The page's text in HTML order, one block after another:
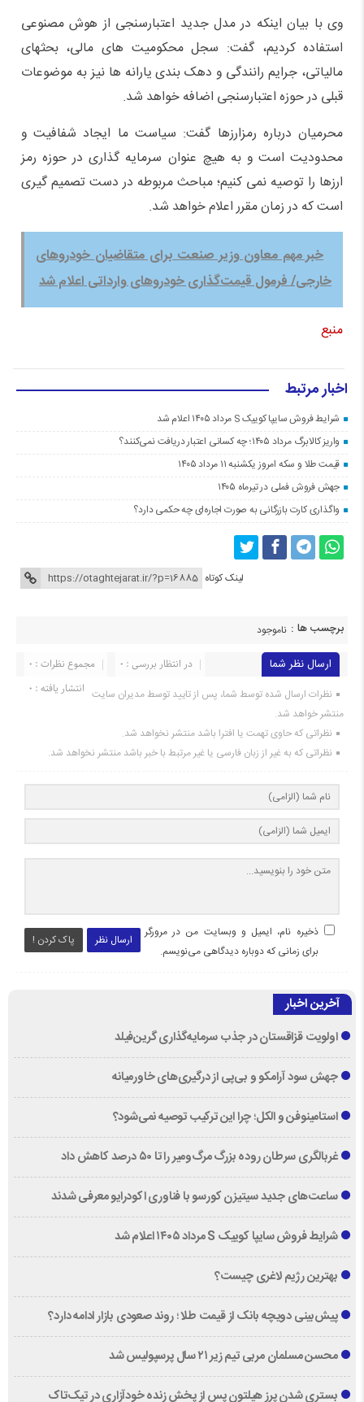
وی با بیان اینکه در مدل جدید اعتبارسنجی از هوش مصنوعی
استفاده کردیم، گفت: سجل محکومیت های مالی، بحثهای
مالیاتی، جرایم رانندگی و دهک بندی یارانه ها نیز به موضوعات
قبلی در حوزه اعتبارسنجی اضافه خواهد شد.
محرمیان درباره رمزارزها گفت: سیاست ما ایجاد شفافیت و
محدودیت است و به هیچ عنوان سرمایه گذاری در حوزه رمز
ارزها را توصیه نمی کنیم؛ مباحث مربوطه در دست تصمیم گیری
است که در زمان مقرر اعلام خواهد شد.
خبر مهم معاون وزیر صنعت برای متقاضیان خودروهای
خارجی/ فرمول قیمت‌گذاری خودروهای وارداتی اعلام شد
منبع
اخبار مرتبط
شرایط فروش سایپا کوییک S مرداد ۱۴۰۵ اعلام شد
واریز کالابرگ مرداد ۱۴۰۵؛ چه کسانی اعتبار دریافت نمی‌کنند؟
قیمت طلا و سکه امروز یکشنبه ۱۱ مرداد ۱۴۰۵
جهش فروش فملی در تیرماه ۱۴۰۵
واگذاری کارت بازرگانی به صورت اجاره‌ای چه حکمی دارد؟
لینک کوتاه
برچسب ها : ناموجود
ارسال نظر شما مجموع نظرات : 0
در انتظار بررسی : 0
انتشار یافته : 0 نظرات ارسال شده توسط شما، پس از تایید توسط مدیران سایت
منتشر خواهد شد.
نظراتی که حاوی تهمت یا افترا باشد منتشر نخواهد شد.
نظراتی که به غیر از زبان فارسی یا غیر مرتبط با خبر باشد منتشر نخواهد شد.
ارسال نظر پاک کردن !
ذخیره نام، ایمیل و وبسایت من در مرورگر
برای زمانی که دوباره دیدگاهی می‌نویسم.
آخرین اخبار
اولویت قزاقستان در جذب سرمایه‌گذاری گرین‌فیلد
جهش سود آرامکو و بی‌پی از درگیری‌های خاورمیانه
استامینوفن و الکل؛ چرا این ترکیب توصیه نمی‌شود؟
غربالگری سرطان روده بزرگ مرگ‌ومیر را تا ۵۰ درصد کاهش داد
ساعت‌های جدید سیتیزن کورسو با فناوری اکودرایو معرفی شدند
شرایط فروش سایپا کوییک S مرداد ۱۴۰۵ اعلام شد
بهترین رژیم لاغری چیست؟
پیش‌بینی دویچه‌ بانک از قیمت طلا ؛ روند صعودی بازار ادامه دارد؟
محسن مسلمان مربی تیم زیر ۲۱ سال پرسپولیس شد
بستری شدن پرز هیلتون پس از پخش زنده خودآزاری در تیک‌تاک